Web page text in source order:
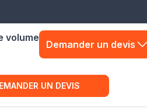
volume
Demander un devis
UN DEVIS